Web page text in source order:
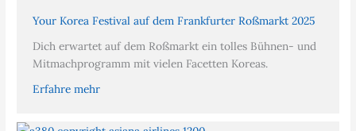
Your Korea Festival auf dem Frankfurter Roßmarkt 2025
Dich erwartet auf dem Roßmarkt ein tolles Bühnen- und
Mitmachprogramm mit vielen Facetten Koreas.
Erfahre mehr